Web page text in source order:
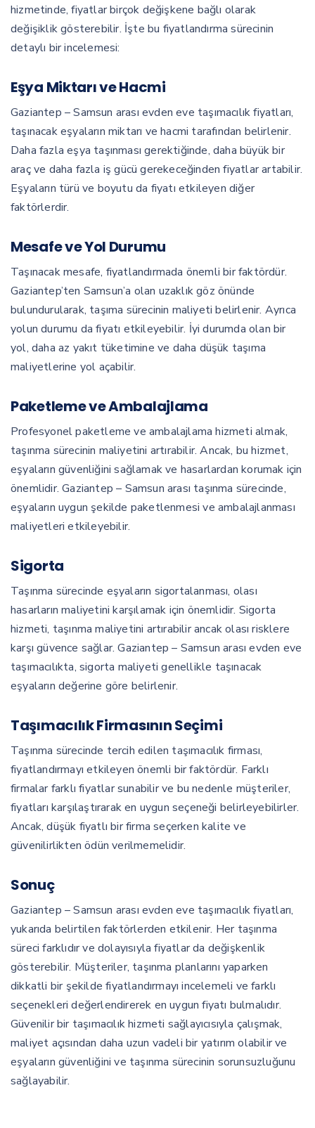
hizmetinde, fiyatlar birçok değişkene bağlı olarak
değişiklik gösterebilir. İşte bu fiyatlandırma sürecinin
detaylı bir incelemesi:
Eşya Miktarı ve Hacmi
Gaziantep – Samsun arası evden eve taşımacılık fiyatları,
taşınacak eşyaların miktarı ve hacmi tarafından belirlenir.
Daha fazla eşya taşınması gerektiğinde, daha büyük bir
araç ve daha fazla iş gücü gerekeceğinden fiyatlar artabilir.
Eşyaların türü ve boyutu da fiyatı etkileyen diğer
faktörlerdir.
Mesafe ve Yol Durumu
Taşınacak mesafe, fiyatlandırmada önemli bir faktördür.
Gaziantep’ten Samsun’a olan uzaklık göz önünde
bulundurularak, taşıma sürecinin maliyeti belirlenir. Ayrıca
yolun durumu da fiyatı etkileyebilir. İyi durumda olan bir
yol, daha az yakıt tüketimine ve daha düşük taşıma
maliyetlerine yol açabilir.
Paketleme ve Ambalajlama
Profesyonel paketleme ve ambalajlama hizmeti almak,
taşınma sürecinin maliyetini artırabilir. Ancak, bu hizmet,
eşyaların güvenliğini sağlamak ve hasarlardan korumak için
önemlidir. Gaziantep – Samsun arası taşınma sürecinde,
eşyaların uygun şekilde paketlenmesi ve ambalajlanması
maliyetleri etkileyebilir.
Sigorta
Taşınma sürecinde eşyaların sigortalanması, olası
hasarların maliyetini karşılamak için önemlidir. Sigorta
hizmeti, taşınma maliyetini artırabilir ancak olası risklere
karşı güvence sağlar. Gaziantep – Samsun arası evden eve
taşımacılıkta, sigorta maliyeti genellikle taşınacak
eşyaların değerine göre belirlenir.
Taşımacılık Firmasının Seçimi
Taşınma sürecinde tercih edilen taşımacılık firması,
fiyatlandırmayı etkileyen önemli bir faktördür. Farklı
firmalar farklı fiyatlar sunabilir ve bu nedenle müşteriler,
fiyatları karşılaştırarak en uygun seçeneği belirleyebilirler.
Ancak, düşük fiyatlı bir firma seçerken kalite ve
güvenilirlikten ödün verilmemelidir.
Sonuç
Gaziantep – Samsun arası evden eve taşımacılık fiyatları,
yukarıda belirtilen faktörlerden etkilenir. Her taşınma
süreci farklıdır ve dolayısıyla fiyatlar da değişkenlik
gösterebilir. Müşteriler, taşınma planlarını yaparken
dikkatli bir şekilde fiyatlandırmayı incelemeli ve farklı
seçenekleri değerlendirerek en uygun fiyatı bulmalıdır.
Güvenilir bir taşımacılık hizmeti sağlayıcısıyla çalışmak,
maliyet açısından daha uzun vadeli bir yatırım olabilir ve
eşyaların güvenliğini ve taşınma sürecinin sorunsuzluğunu
sağlayabilir.